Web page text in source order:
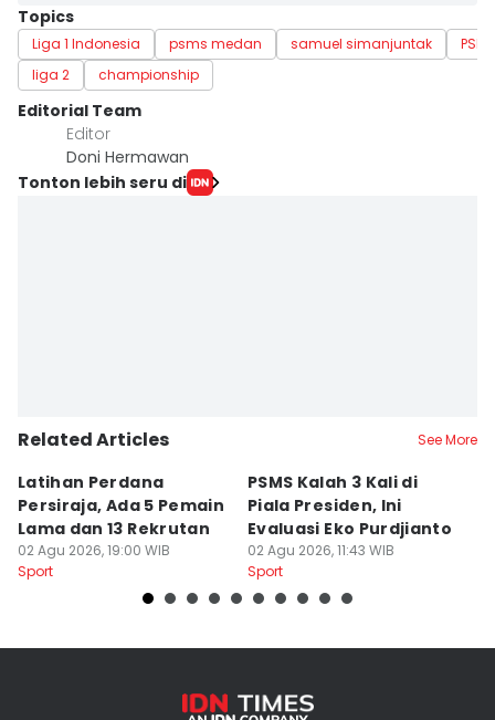
Topics
Liga 1 Indonesia psms medan samuel simanjuntak
PSMS
liga 2
championship
Editorial Team
Editor
Doni Hermawan
Tonton lebih seru di
Related Articles See More
Latihan Perdana
Persiraja, Ada 5 Pemain
Lama dan 13 Rekrutan
02 Agu 2026, 19:00 WIB
Sport
PSMS Kalah 3 Kali di
Piala Presiden, Ini
Evaluasi Eko Purdjianto
02 Agu 2026, 11:43 WIB
Sport